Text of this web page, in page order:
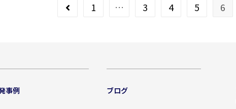
1 … 3 4 5 6
事例 ブログ